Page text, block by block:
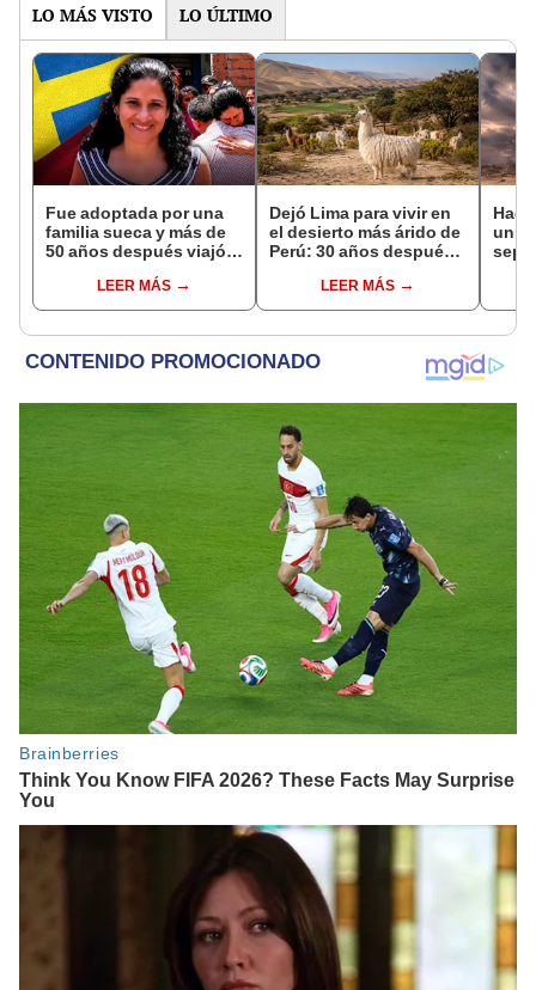
LO MÁS VISTO LO ÚLTIMO
Fue adoptada por una
familia sueca y más de
50 años después viajó a
sus raíces: "Encontré
esa parte faltante"
LEER MÁS
Dejó Lima para vivir en
el desierto más árido de
Perú: 30 años después,
creó un sorprendente
ecosistema
LEER MÁS
un